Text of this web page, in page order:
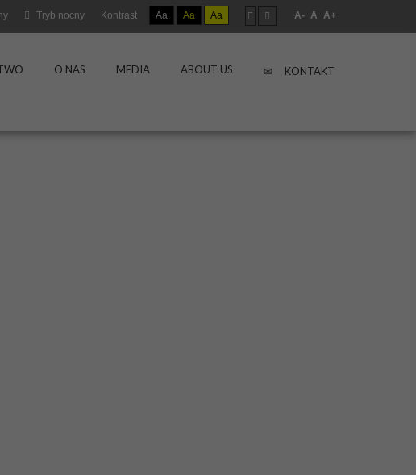
Tryb nocny Kontrast Aa Aa Aa A- A A+
O NAS MEDIA ABOUT US KONTAKT